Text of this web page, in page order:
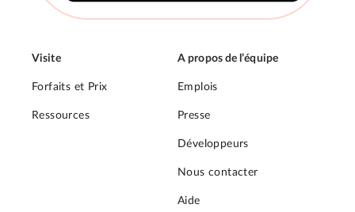
Visite
Forfaits et Prix
Ressources
A propos de l’équipe
Emplois
Presse
Développeurs
Nous contacter
Aide